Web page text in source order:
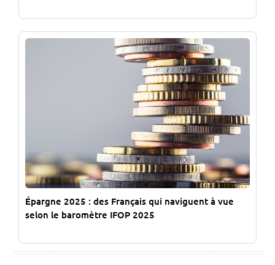
Épargne 2025 : des Français qui naviguent à vue
selon le baromètre IFOP 2025